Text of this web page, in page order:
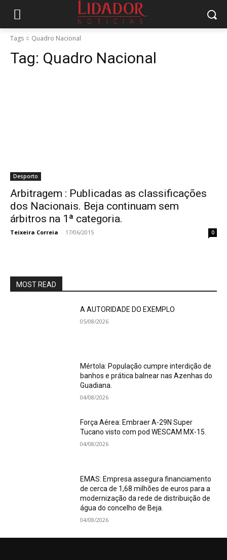
Tags Quadro Nacional
Tag: Quadro Nacional
Desporto
Arbitragem : Publicadas as classificações
dos Nacionais. Beja continuam sem
árbitros na 1ª categoria.
Teixeira Correia - 17/06/2015 0
MOST READ
A AUTORIDADE DO EXEMPLO
05/08/2026
Mértola: População cumpre interdição de
banhos e prática balnear nas Azenhas do
Guadiana.
04/08/2026
Força Aérea: Embraer A-29N Super
Tucano visto com pod WESCAM MX-15.
04/08/2026
EMAS: Empresa assegura financiamento
de cerca de 1,68 milhões de euros para a
modernização da rede de distribuição de
água do concelho de Beja.
04/08/2026